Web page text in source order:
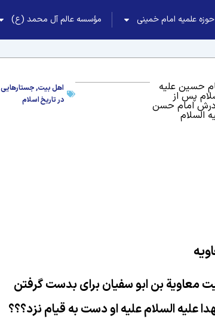
حوزه علمیه امام خمینی مؤسسه عالم آل محمد (ع)
حسین علیه
پس از
امام حسن
السلام
اهل بیت,جستارهایی
در تاریخ اسلام
معاوية بن ابو سفيان برای بدست گرفتن
عليه السلام عليه او دست به قيام نزد؟؟؟